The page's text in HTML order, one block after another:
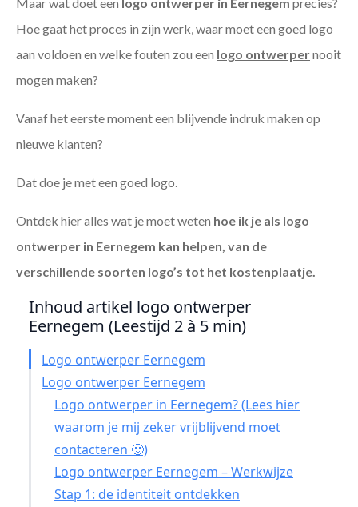
Maar wat doet een logo ontwerper in Eernegem precies?
Hoe gaat het proces in zijn werk, waar moet een goed logo
aan voldoen en welke fouten zou een logo ontwerpernooit
mogen maken?
Vanaf het eerste moment een blijvende indruk maken op
nieuwe klanten?
Dat doe je met een goed logo.
Ontdek hier alles wat je moet weten hoe ik je als logo
ontwerper in Eernegem kan helpen, van de
verschillende soorten logo’s tot het kostenplaatje.
Inhoud artikel logo ontwerper
Eernegem (Leestijd 2 à 5 min)
Logo ontwerper Eernegem
Logo ontwerper Eernegem
Logo ontwerper in Eernegem? (Lees hier
waarom je mij zeker vrijblijvend moet
contacteren 🙂)
Logo ontwerper Eernegem – Werkwijze
Stap 1: de identiteit ontdekken